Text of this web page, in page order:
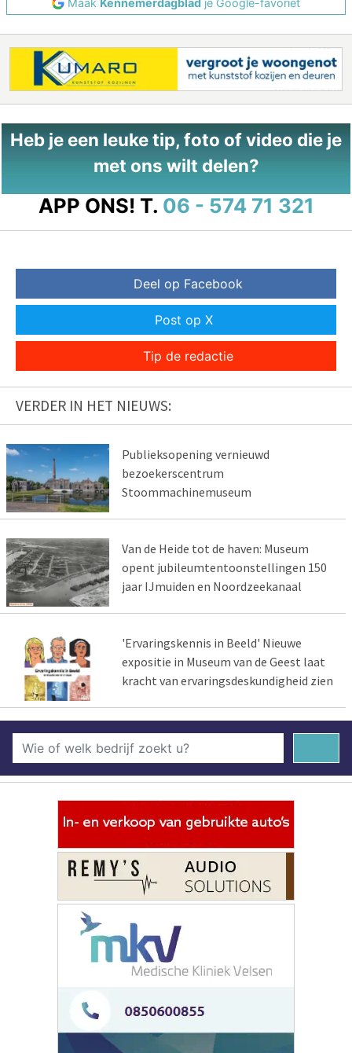
Maak Kennemerdagblad je Google-favoriet
Heb je een leuke tip, foto of video die je
met ons wilt delen?
APP ONS! T. 06 - 574 71 321
Deel op Facebook
Post op X
Tip de redactie
VERDER IN HET NIEUWS:
Publieksopening vernieuwd
bezoekerscentrum
Stoommachinemuseum
Van de Heide tot de haven: Museum
opent jubileumtentoonstellingen 150
jaar IJmuiden en Noordzeekanaal
'Ervaringskennis in Beeld' Nieuwe
expositie in Museum van de Geest laat
kracht van ervaringsdeskundigheid zien